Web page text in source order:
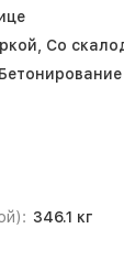
Со
Бетонирование
346.1 кг